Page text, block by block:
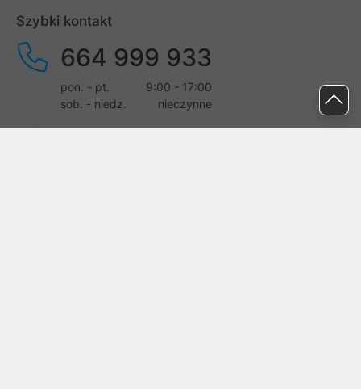
Szybki kontakt
664 999 933
pon. - pt.
9:00 - 17:00
sob. - niedz.
nieczynne